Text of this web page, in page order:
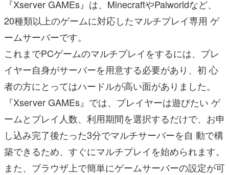
『Xserver GAMEs』は、MinecraftやPalworldなど、
20種類以上のゲームに対応したマルチプレイ専用 ゲ
ームサーバーです。
これまでPCゲームのマルチプレイをするには、プレ
イヤー自身がサーバーを用意する必要があり、初 心
者の方にとってはハードルが高い面がありました。
『Xserver GAMEs』では、プレイヤーは遊びたい ゲ
ームとプレイ人数、利用期間を選択するだけで、お申
し込み完了後たった3分でマルチサーバーを自 動で構
築できるため、すぐにマルチプレイを始められます。
また、ブラウザ上で簡単にゲームサーバーの設定が可